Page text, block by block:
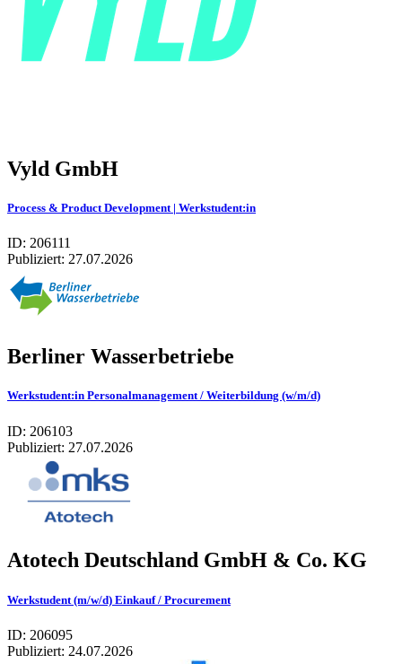
Vyld GmbH
Process & Product Development | Werkstudent:in
ID: 206111
Publiziert: 27.07.2026
Berliner Wasserbetriebe
Werkstudent:in Personalmanagement / Weiterbildung (w/m/d)
ID: 206103
Publiziert: 27.07.2026
Atotech Deutschland GmbH & Co. KG
Werkstudent (m/w/d) Einkauf / Procurement
ID: 206095
Publiziert: 24.07.2026